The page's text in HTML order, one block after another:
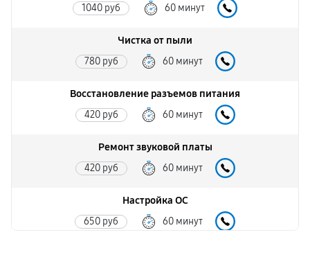
1040 руб 60 минут
Чистка от пыли
780 руб 60 минут
Восстановление разъемов питания
420 руб 60 минут
Ремонт звуковой платы
420 руб 60 минут
Настройка ОС
650 руб 60 минут